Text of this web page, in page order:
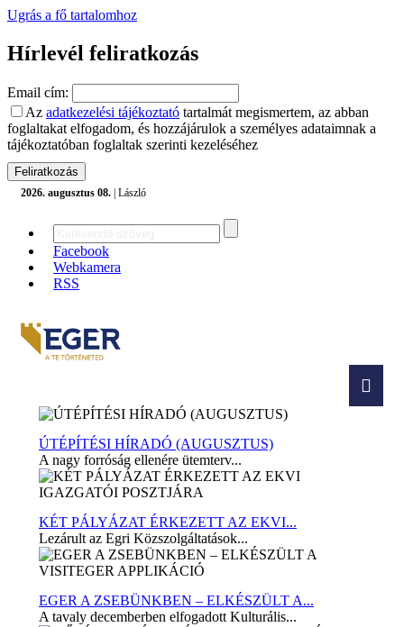
Ugrás a fő tartalomhoz
Hírlevél feliratkozás
Email cím:
Az adatkezelési tájékoztató tartalmát megismertem, az abban
foglaltakat elfogadom, és hozzájárulok a személyes adataimnak a
tájékoztatóban foglaltak szerinti kezeléséhez
2026. augusztus 08. | László
Facebook
Webkamera
RSS
ÚTÉPÍTÉSI HÍRADÓ (AUGUSZTUS)
A nagy forróság ellenére ütemterv...
KÉT PÁLYÁZAT ÉRKEZETT AZ EKVI...
Lezárult az Egri Közszolgáltatások...
EGER A ZSEBÜNKBEN – ELKÉSZÜLT A...
A tavaly decemberben elfogadott Kulturális...